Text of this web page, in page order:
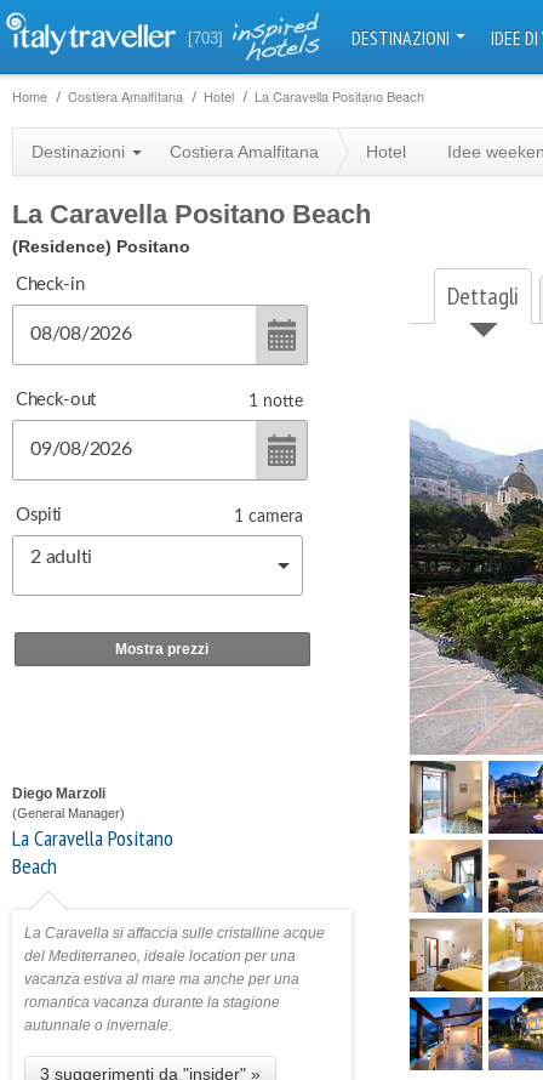
[703] DESTINAZIONI IDEE
Home Costiera Amalfitana Hotel La Caravella Positano Beach
Destinazioni Costiera Amalfitana Hotel Idee
La Caravella Positano Beach
(Residence) Positano
Dettagli
Check-in
Check-out 1 notte
Ospiti
2 adulti
1 camera
Mostra prezzi
Diego Marzoli
(General Manager)
La Caravella Positano
Beach
La Caravella si affaccia sulle cristalline acque
del Mediterraneo, ideale location per una
vacanza estiva al mare ma anche per una
romantica vacanza durante la stagione
autunnale o invernale.
3 suggerimenti da "insider" »